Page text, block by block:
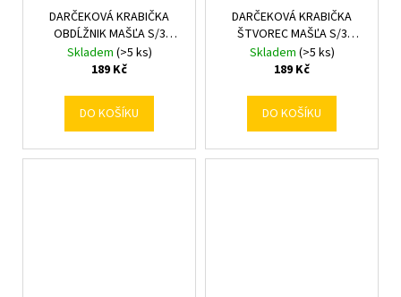
DARČEKOVÁ KRABIČKA
OBDĹŽNIK MAŠĽA S/3
19x12x6,5-23x16x9,5CM
TYRKYS
Skladem (>5 ks)
189 Kč
DO KOŠÍKU
DARČEKOVÁ KRABIČKA
ŠTVOREC MAŠĽA S/3
15,5x6,5-19,5x19,5CM
TYRKYS
Skladem (>5 ks)
189 Kč
DO KOŠÍKU